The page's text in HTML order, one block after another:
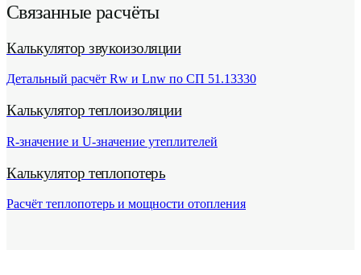
Связанные расчёты
Калькулятор звукоизоляции
Детальный расчёт Rw и Lnw по СП 51.13330
Калькулятор теплоизоляции
R-значение и U-значение утеплителей
Калькулятор теплопотерь
Расчёт теплопотерь и мощности отопления